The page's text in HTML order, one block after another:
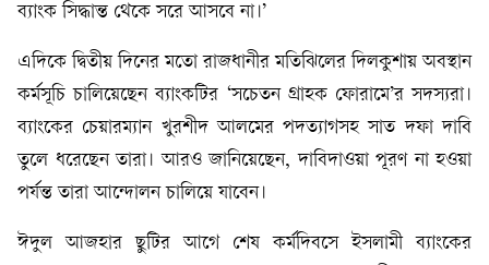
ব্যাংক সিদ্ধান্ত থেকে সরে আসবে না।’
এদিকে দ্বিতীয় দিনের মতো রাজধানীর মতিঝিলের দিলকুশায় অবস্থান
কর্মসূচি চালিয়েছেন ব্যাংকটির ‘সচেতন গ্রাহক ফোরামে’র সদস্যরা।
ব্যাংকের চেয়ারম্যান খুরশীদ আলমের পদত্যাগসহ সাত দফা দাবি
তুলে ধরেছেন তারা। আরও জানিয়েছেন, দাবিদাওয়া পূরণ না হওয়া
পর্যন্ত তারা আন্দোলন চালিয়ে যাবেন।
ঈদুল আজহার ছুটির আগে শেষ কর্মদিবসে ইসলামী ব্যাংকের